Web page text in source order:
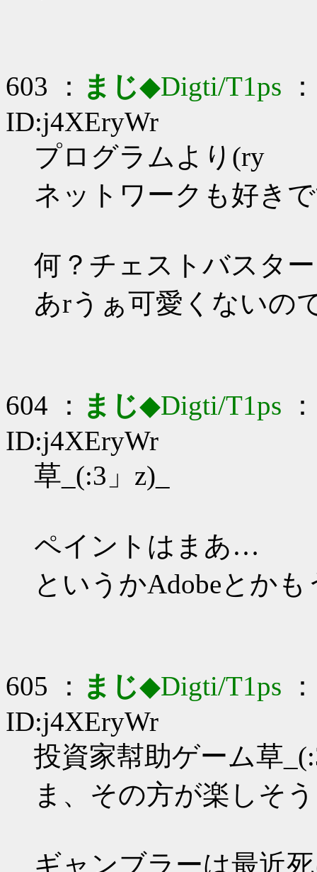
603 ： まじ◆Digti/T1ps
ID:j4XEryWr
プログラムより(ry
ネットワークも好き
何？チェストバスタ
あrうぁ可愛くないの
604 ： まじ◆Digti/T1ps
ID:j4XEryWr
草_(:3」z)_
ペイントはまあ…
というかAdobeとか
605 ： まじ◆Digti/T1ps
ID:j4XEryWr
投資家幇助ゲーム草
ま、その方が楽しそ
ギャンブラーは最近